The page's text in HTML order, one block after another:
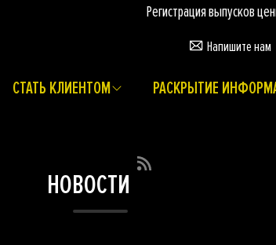
Регистрация выпусков ценных
Напишите нам
СТАТЬ КЛИЕНТОМ РАСКРЫТИЕ
НОВОСТИ